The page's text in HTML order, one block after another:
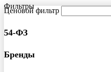
Фильтры
Ценовой фильтр
54-ФЗ
Бренды